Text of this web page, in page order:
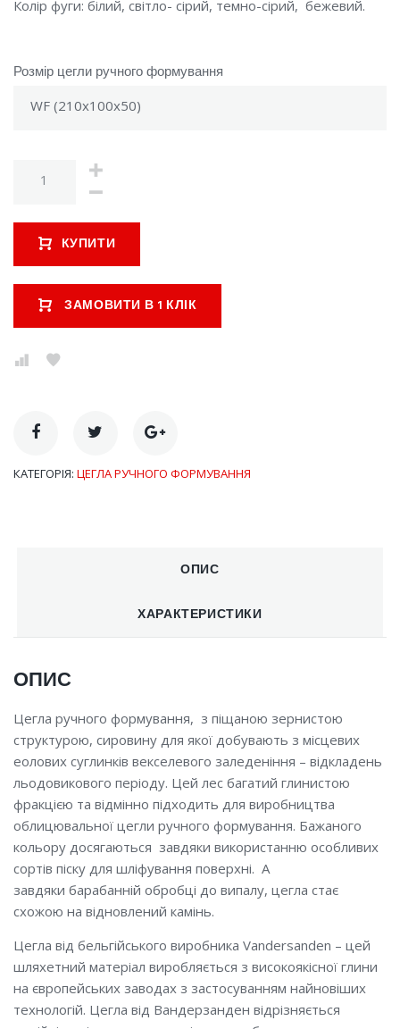
Колір фуги: білий, світло- сірий, темно-сірий, бежевий.
Розмір цегли ручного формування
КУПИТИ
ЗАМОВИТИ В 1 КЛІК
КАТЕГОРІЯ: ЦЕГЛА РУЧНОГО ФОРМУВАННЯ
ОПИС
ХАРАКТЕРИСТИКИ
ОПИС
Цегла ручного формування, з піщаною зернистою
структурою, сировину для якої добувають з місцевих
еолових суглинків векселевого заледеніння – відкладень
льодовикового періоду. Цей лес багатий глинистою
фракцією та відмінно підходить для виробництва
облицювальної цегли ручного формування. Бажаного
кольору досягаються завдяки використанню особливих
сортів піску для шліфування поверхні. А
завдяки барабанній обробці до випалу, цегла стає
схожою на відновлений камінь.
Цегла від бельгійського виробника Vandersanden – цей
шляхетний матеріал виробляється з високоякісної глини
на європейських заводах з застосуванням найновіших
технологій. Цегла від Вандерзанден відрізняється